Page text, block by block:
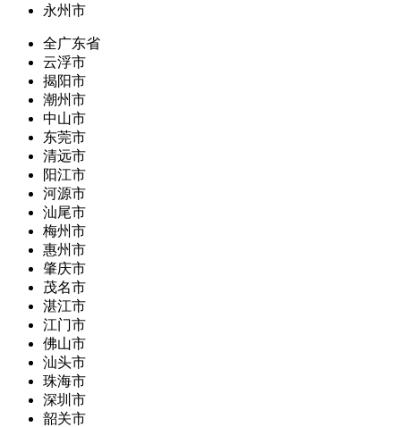
永州市
全广东省
云浮市
揭阳市
潮州市
中山市
东莞市
清远市
阳江市
河源市
汕尾市
梅州市
惠州市
肇庆市
茂名市
湛江市
江门市
佛山市
汕头市
珠海市
深圳市
韶关市